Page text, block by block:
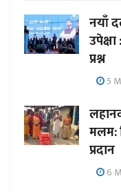
नयाँ
प्रश्न
5
मलम:
प्रदान
6